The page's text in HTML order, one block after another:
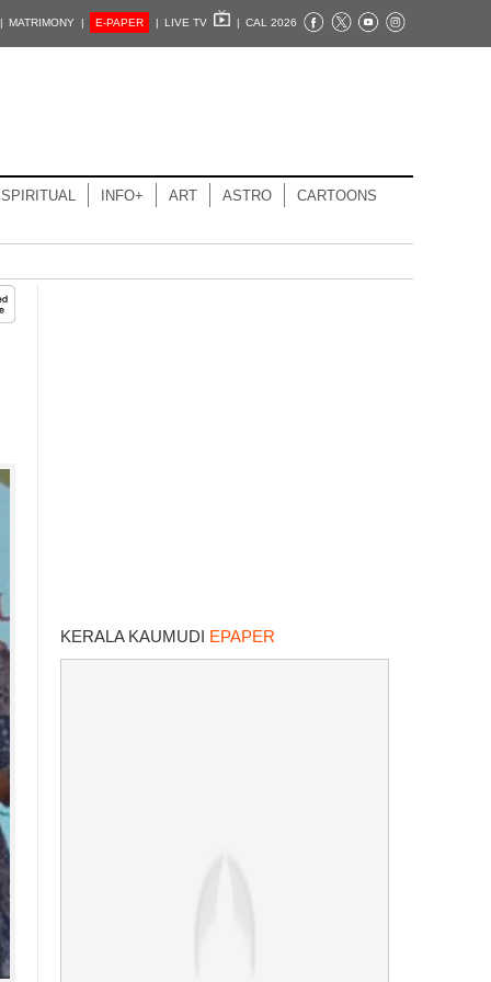
MATRIMONY | E-PAPER | LIVE TV | CAL 2026
SPIRITUAL INFO+ ART ASTRO CARTOONS
KERALA KAUMUDI EPAPER